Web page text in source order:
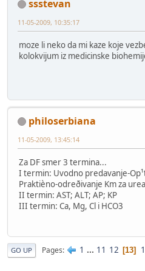
ssstevan
11-05-2009, 10:35:17
moze li neko da mi kaze koje
kolokvijum iz medicinske
philoserbiana
11-05-2009, 13:45:14
Za DF smer 3 termina...
I termin: Uvodno predavanje-
Praktièno-odreðivanje Km za
II termin: AST; ALT; AP; KP
III termin: Ca, Mg, Cl i HCO3
GO UP Pages 1 ... 11 12 13